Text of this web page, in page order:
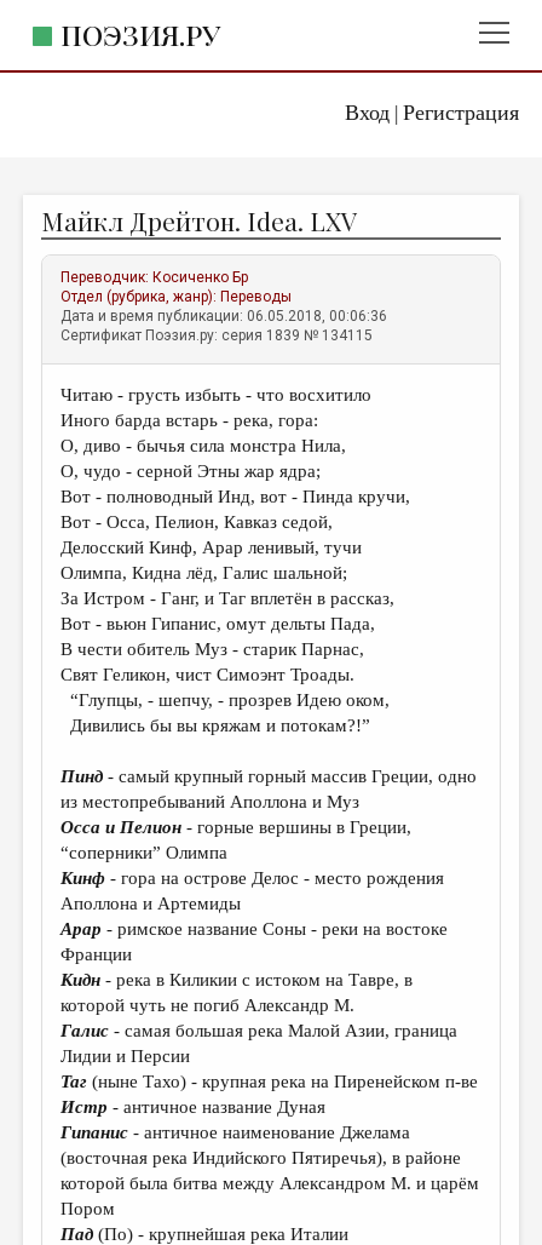
Вход| Регистрация
ПОЭЗИЯ.РУ
ЖАНРЫ
АВТОРЫ
КОММЕНТАРИИ
ЛИТСАЛОН
НОВОСТИ
ПРАВИЛА САЙТА
ОТДЕЛЫ И РУБРИКИ
ИЗБРАННОЕ
ДАЙДЖЕСТ
ПРОИЗВЕДЕНИЯ
ПЕРЕВОДЫ
КОНКУРСЫ
КНИЖНАЯ ПОЛКА
ОБЗОР ЛИТЕРАТУРЫ
СТРАНИЦЫ ПАМЯТИ
ОБЪЯВЛЕНИЯ
КОЛОНКА РЕДАКТОРА
РЕДКОЛЛЕГИЯ
ОТ РЕДАКЦИИ
МАЛАЯ ПРОЗА
ЭССЕИСТИКА
ЛИТЕРАТУРОВЕДЕНИЕ
КУЛЬТУРОВЕДЕНИЕ
Майкл Дрейтон. Idea. LXV
Переводчик: Косиченко Бр
Отдел (рубрика, жанр): Переводы
Дата и время публикации: 06.05.2018, 00:06:36
Сертификат Поэзия.ру: серия 1839 № 134115
Читаю - грусть избыть - что восхитило
Иного барда встарь - река, гора:
О, диво - бычья сила монстра Нила,
О, чудо - серной Этны жар ядра;
Вот - полноводный Инд, вот - Пинда кручи,
Вот - Осса, Пелион, Кавказ седой,
Делосский Кинф, Арар ленивый, тучи
Олимпа, Кидна лёд, Галис шальной;
За Истром - Ганг, и Таг вплетён в рассказ,
Вот - вьюн Гипанис, омут дельты Пада,
В чести обитель Муз - старик Парнас,
Свят Геликон, чист Симоэнт Троады.
“Глупцы, - шепчу, - прозрев Идею оком,
Дивились бы вы кряжам и потокам?!”
Пинд - самый крупный горный массив Греции, одно
из местопребываний Аполлона и Муз
Осса и Пелион-горные вершины в Греции,
“соперники” Олимпа
Кинф - гора на острове Делос - место рождения
Аполлона и Артемиды
Арар - римское название Соны - реки на востоке
Франции
Кидн - река в Киликии с истоком на Тавре, в
которой чуть не погиб Александр М.
Галис - самая большая река Малой Азии, граница
Лидии и Персии
Таг (ныне Тахо) - крупная река на Пиренейском п-ве
Истр - античное название Дуная
Гипанис - античное наименование Джелама
(восточная река Индийского Пятиречья), в районе
которой была битва между Александром М. и царём
Пором
Пад (По) - крупнейшая река Италии